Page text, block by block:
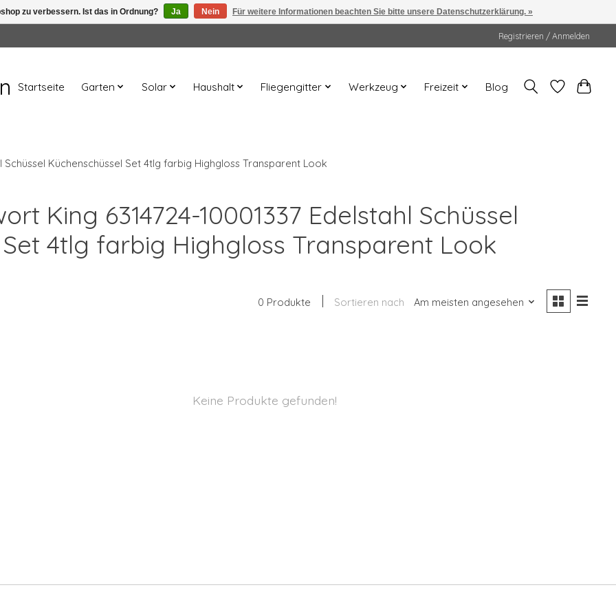
Registrieren / Anmelden
Startseite Garten Solar Haushalt Fliegengitter Werkzeug Freizeit Blog
Schüssel Küchenschüssel Set 4tlg farbig Highgloss Transparent Look
King 6314724-10001337 Edelstahl Schüssel
4tlg farbig Highgloss Transparent Look
0 Produkte Sortieren nach Am meisten angesehen
Keine Produkte gefunden!
zu verbessern. Ist das in Ordnung? Ja Nein Für weitere Informationen beachten Sie bitte unsere Datenschutzerklärung. »